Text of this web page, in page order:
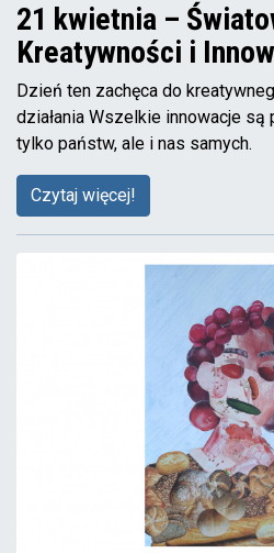
21 kwietnia –
Kreatywności i
Dzień ten zachęca do
działania Wszelkie innowacje
tylko państw, ale i nas samych.
Czytaj więcej!